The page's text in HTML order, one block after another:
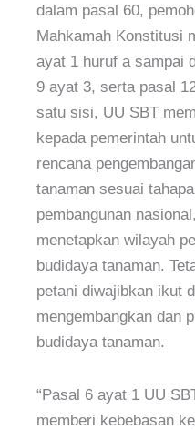
dalam pasal 60,
Mahkamah Konstitusi
ayat 1 huruf a sampai
9 ayat 3, serta pasal
satu sisi, UU SBT
kepada pemerintah
rencana
tanaman sesuai
pembangunan
menetapkan wilayah
budidaya tanaman.
petani diwajibkan ikut
mengembangkan dan
budidaya tanaman.
“Pasal 6 ayat 1 UU
memberi kebebasan